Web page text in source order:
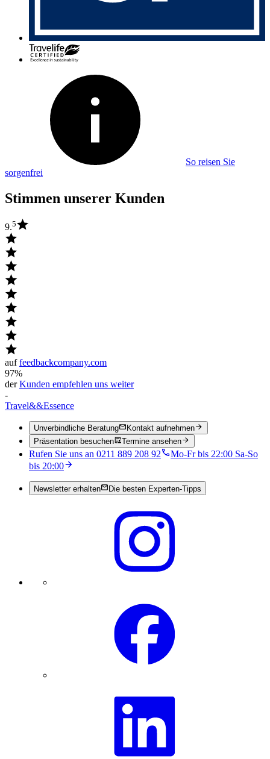
So reisen Sie
sorgenfrei
Stimmen unserer Kunden
9.5
auffeedbackcompany.com
97%
derKunden empfehlen uns weiter
-
Travel&&Essence
Unverbindliche Beratung
Kontakt aufnehmen
Präsentation besuchen
Termine ansehen
Rufen Sie uns an 0211 889 208 92
Mo-Fr bis 22:00 Sa-So
bis 20:00
Newsletter erhalten Die besten Experten-Tipps